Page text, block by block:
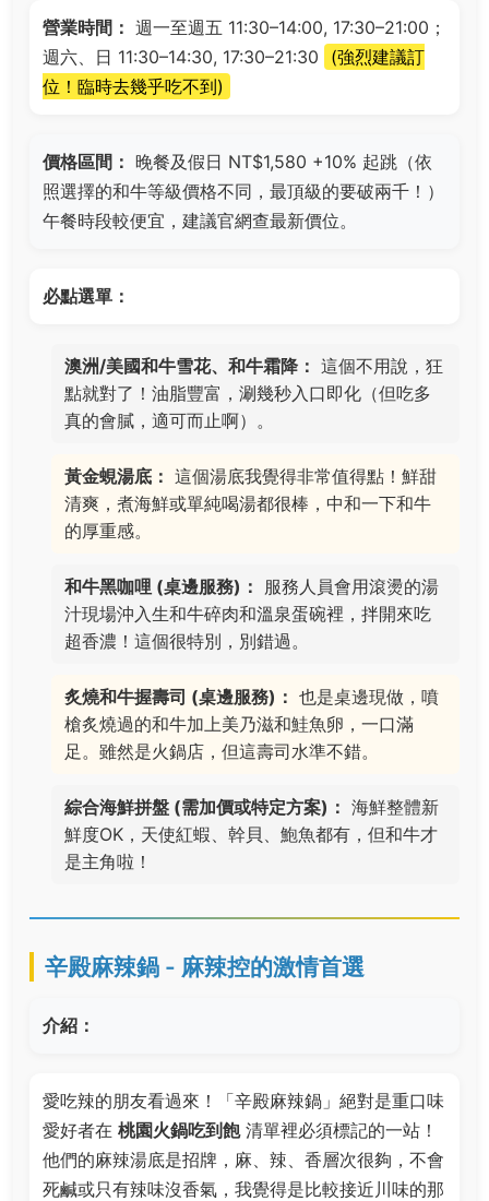
營業時間： 週一至週五 11:30–14:00, 17:30–21:00；
週六、日 11:30–14:30, 17:30–21:30
(強烈建議訂
位！臨時去幾乎吃不到)
價格區間： 晚餐及假日 NT$1,580 +10% 起跳（依
照選擇的和牛等級價格不同，最頂級的要破兩千！）
午餐時段較便宜，建議官網查最新價位。
必點選單：
澳洲/美國和牛雪花、和牛霜降： 這個不用說，狂
點就對了！油脂豐富，涮幾秒入口即化（但吃多
真的會膩，適可而止啊）。
黃金蜆湯底： 這個湯底我覺得非常值得點！鮮甜
清爽，煮海鮮或單純喝湯都很棒，中和一下和牛
的厚重感。
和牛黑咖哩 (桌邊服務)：
服務人員會用滾燙的湯
汁現場沖入生和牛碎肉和溫泉蛋碗裡，拌開來吃
超香濃！這個很特別，別錯過。
炙燒和牛握壽司 (桌邊服務)： 也是桌邊現做，噴
槍炙燒過的和牛加上美乃滋和鮭魚卵，一口滿
足。雖然是火鍋店，但這壽司水準不錯。
綜合海鮮拼盤 (需加價或特定方案)： 海鮮整體新
鮮度OK，天使紅蝦、幹貝、鮑魚都有，但和牛才
是主角啦！
辛殿麻辣鍋 - 麻辣控的激情首選
介紹：
愛吃辣的朋友看過來！「辛殿麻辣鍋」絕對是重口味
愛好者在 桃園火鍋吃到飽清單裡必須標記的一站！
他們的麻辣湯底是招牌，麻、辣、香層次很夠，不會
死鹹或只有辣味沒香氣，我覺得是比較接近川味的那